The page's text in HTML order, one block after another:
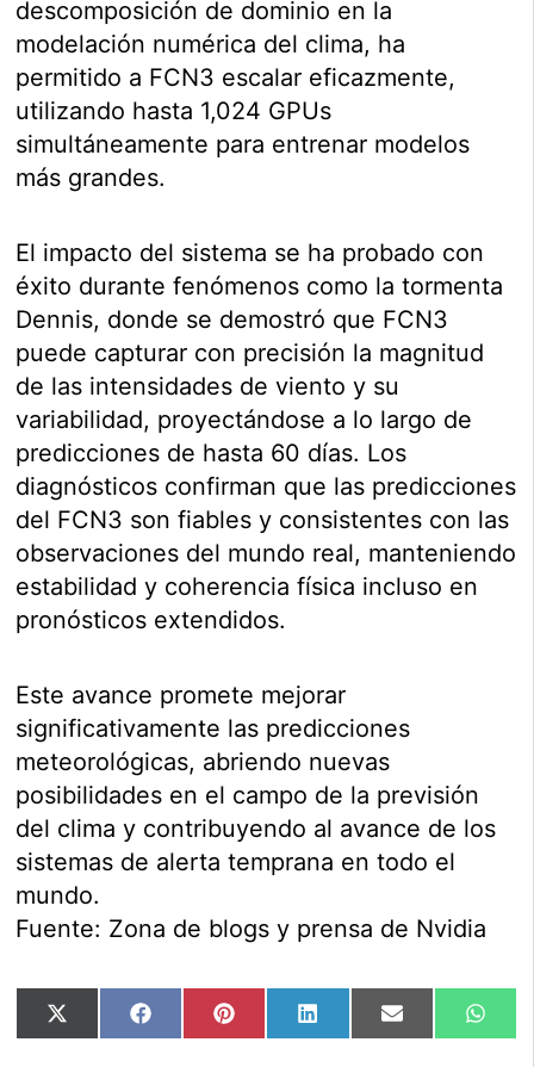
descomposición de dominio en la
modelación numérica del clima, ha
permitido a FCN3 escalar eficazmente,
utilizando hasta 1,024 GPUs
simultáneamente para entrenar modelos
más grandes.
El impacto del sistema se ha probado con
éxito durante fenómenos como la tormenta
Dennis, donde se demostró que FCN3
puede capturar con precisión la magnitud
de las intensidades de viento y su
variabilidad, proyectándose a lo largo de
predicciones de hasta 60 días. Los
diagnósticos confirman que las predicciones
del FCN3 son fiables y consistentes con las
observaciones del mundo real, manteniendo
estabilidad y coherencia física incluso en
pronósticos extendidos.
Este avance promete mejorar
significativamente las predicciones
meteorológicas, abriendo nuevas
posibilidades en el campo de la previsión
del clima y contribuyendo al avance de los
sistemas de alerta temprana en todo el
mundo.
Fuente: Zona de blogs y prensa de Nvidia
Compartir
en
X
(Twitter)
Compartir
en
FacebookCompartir
en
PinterestCompartir
en
LinkedInCompartir
en
Email
en